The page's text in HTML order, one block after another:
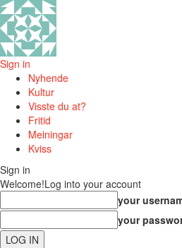
Sign in
Nyhende
Kultur
Visste du at?
Fritid
Meiningar
Kviss
Sign in
Welcome!Log into your account
your
your